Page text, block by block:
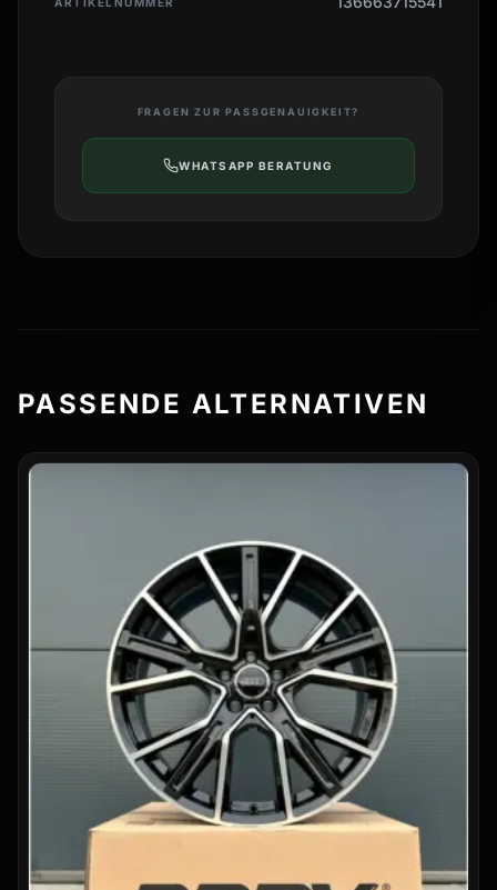
FRAGEN ZUR PASSGENAUIGKEIT?
WHATSAPP BERATUNG
PASSENDE ALTERNATIVEN